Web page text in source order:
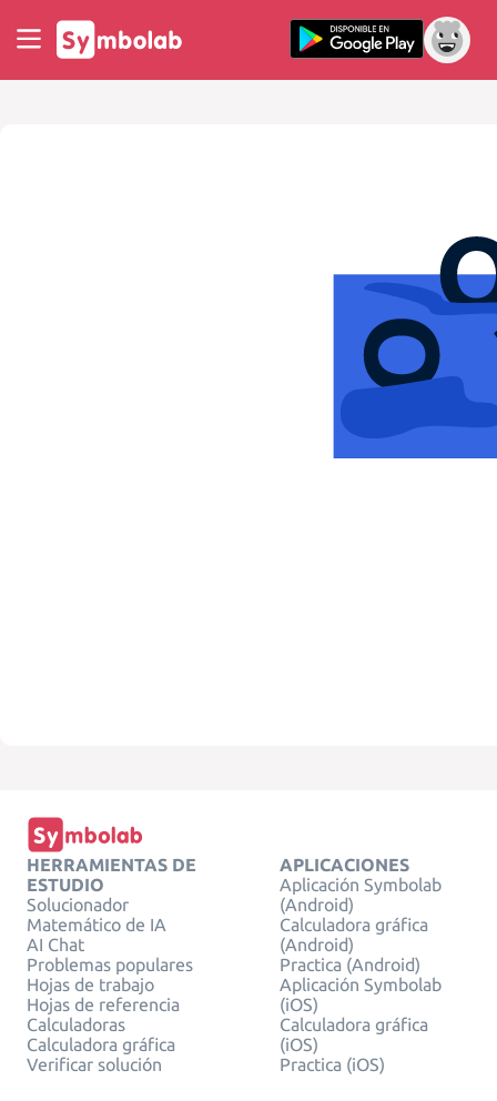
HERRAMIENTAS DE
ESTUDIO
Solucionador
Matemático de IA
AI Chat
Problemas populares
Hojas de trabajo
Hojas de referencia
Calculadoras
Calculadora gráfica
Verificar solución
APLICACIONES
Aplicación Symbolab
(Android)
Calculadora gráfica
(Android)
Practica (Android)
Aplicación Symbolab
(iOS)
Calculadora gráfica
(iOS)
Practica (iOS)